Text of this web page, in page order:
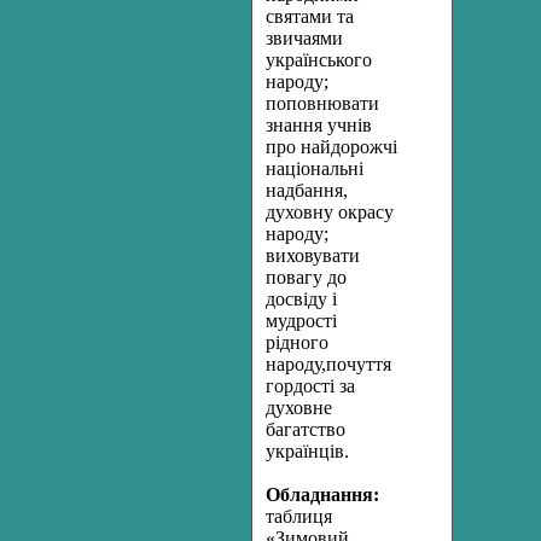
святами та
звичаями
українського
народу;
поповнювати
знання учнів
про найдорожчі
національні
надбання,
духовну окрасу
народу;
виховувати
повагу до
досвіду і
мудрості
рідного
народу,почуття
гордості за
духовне
багатство
українців.
Обладнання:
таблиця